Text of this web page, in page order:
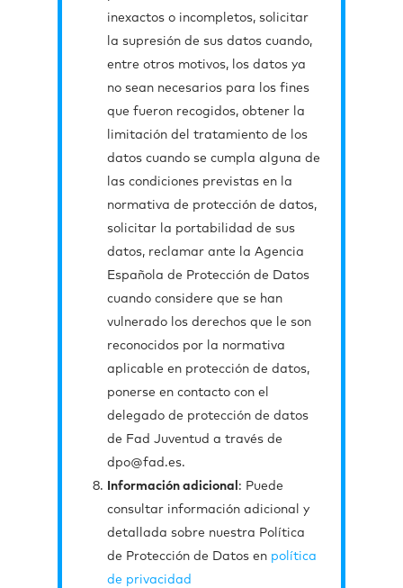
inexactos o incompletos, solicitar
la supresión de sus datos cuando,
entre otros motivos, los datos ya
no sean necesarios para los fines
que fueron recogidos, obtener la
limitación del tratamiento de los
datos cuando se cumpla alguna de
las condiciones previstas en la
normativa de protección de datos,
solicitar la portabilidad de sus
datos, reclamar ante la Agencia
Española de Protección de Datos
cuando considere que se han
vulnerado los derechos que le son
reconocidos por la normativa
aplicable en protección de datos,
ponerse en contacto con el
delegado de protección de datos
de Fad Juventud a través de
dpo@fad.es.
Información adicional : Puede
consultar información adicional y
detallada sobre nuestra Política
de Protección de Datos en política
de privacidad